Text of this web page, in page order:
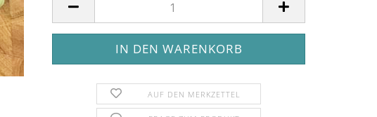
AUF DEN MERKZETTEL